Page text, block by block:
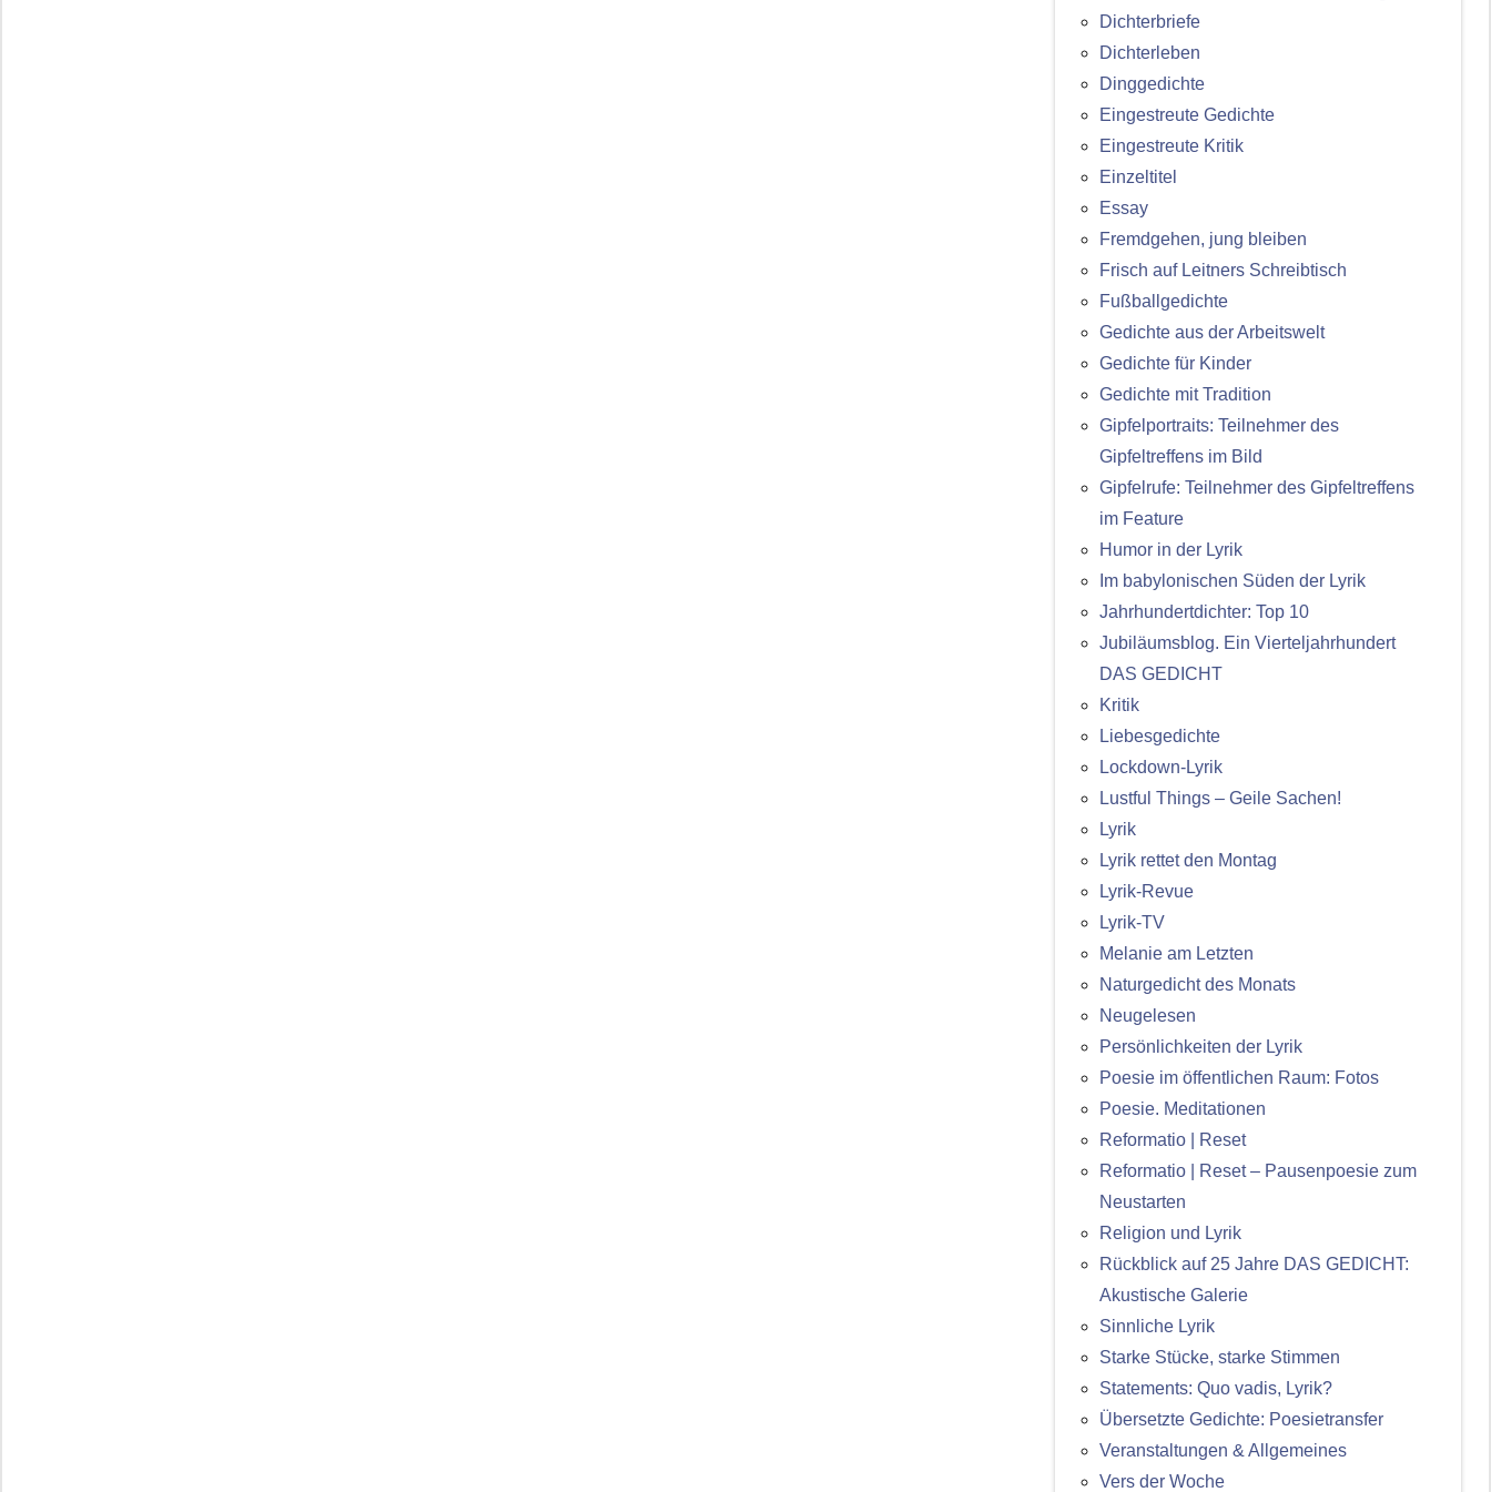
Dichterbriefe
Dichterleben
Dinggedichte
Eingestreute Gedichte
Eingestreute Kritik
Einzeltitel
Essay
Fremdgehen, jung bleiben
Frisch auf Leitners Schreibtisch
Fußballgedichte
Gedichte aus der Arbeitswelt
Gedichte für Kinder
Gedichte mit Tradition
Gipfelportraits: Teilnehmer des
Gipfeltreffens im Bild
Gipfelrufe: Teilnehmer des Gipfeltreffens
im Feature
Humor in der Lyrik
Im babylonischen Süden der Lyrik
Jahrhundertdichter: Top 10
Jubiläumsblog. Ein Vierteljahrhundert
DAS GEDICHT
Kritik
Liebesgedichte
Lockdown-Lyrik
Lustful Things – Geile Sachen!
Lyrik
Lyrik rettet den Montag
Lyrik-Revue
Lyrik-TV
Melanie am Letzten
Naturgedicht des Monats
Neugelesen
Persönlichkeiten der Lyrik
Poesie im öffentlichen Raum: Fotos
Poesie. Meditationen
Reformatio | Reset
Reformatio | Reset – Pausenpoesie zum
Neustarten
Religion und Lyrik
Rückblick auf 25 Jahre DAS GEDICHT:
Akustische Galerie
Sinnliche Lyrik
Starke Stücke, starke Stimmen
Statements: Quo vadis, Lyrik?
Übersetzte Gedichte: Poesietransfer
Veranstaltungen & Allgemeines
Vers der Woche